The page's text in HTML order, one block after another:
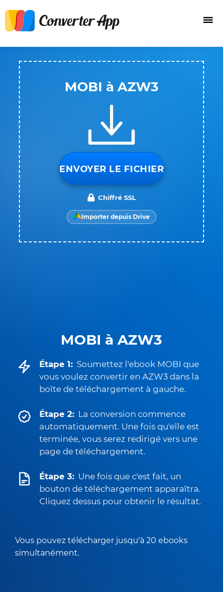
MOBI à AZW3
Étape 1: Soumettez l'ebook MOBI que
vous voulez convertir en AZW3 dans la
boîte de téléchargement à gauche.
Étape 2: La conversion commence
automatiquement. Une fois qu'elle est
terminée, vous serez redirigé vers une
page de téléchargement.
Étape 3: Une fois que c'est fait, un
bouton de téléchargement apparaîtra.
Cliquez dessus pour obtenir le résultat.
Vous pouvez télécharger jusqu'à 20 ebooks
simultanément.
MOBI à AZW3
ENVOYER LE FICHIER
Chiffré SSL
Importer depuis Drive